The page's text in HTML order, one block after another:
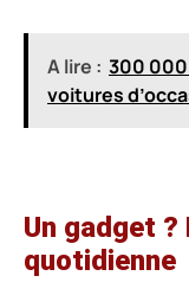
A lire : 300 000
voitures
Un gadget
quotidienne